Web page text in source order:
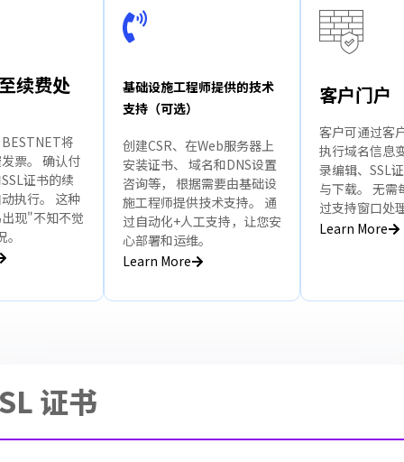
续费处
将
票。 确认付
证书的续
执行。 这种
现"不知不觉
基础设施工程师提供的技术
支持（可选）
创建CSR、在Web服务器上
安装证书、 域名和DNS设置
咨询等， 根据需要由基础设
施工程师提供技术支持。 通
过自动化+人工支持，让您安
心部署和运维。
Learn More
客户门户
客户可通过客
执行域名信息
录编辑、SSL
与下载。 无需
过支持窗口处
Learn More
证书